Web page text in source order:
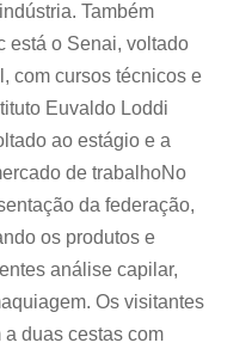
Também
está o Senai, voltado
com cursos técnicos e
Euvaldo Loddi
ao estágio e a
de trabalhoNo
da federação,
os produtos e
análise capilar,
Os visitantes
duas cestas com